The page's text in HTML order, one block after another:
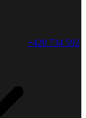
+420 734 592